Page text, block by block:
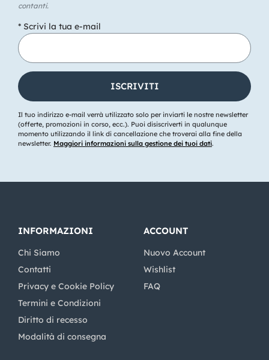
contanti.
* Scrivi la tua e-mail
Il tuo indirizzo e-mail verrà utilizzato solo per inviarti le nostre newsletter
(offerte, promozioni in corso, ecc.). Puoi disiscriverti in qualunque
momento utilizzando il link di cancellazione che troverai alla fine della
newsletter. Maggiori informazioni sulla gestione dei tuoi dati.
INFORMAZIONI
Chi Siamo
Contatti
Privacy e Cookie Policy
Termini e Condizioni
Diritto di recesso
Modalità di consegna
ACCOUNT
Nuovo Account
Wishlist
FAQ